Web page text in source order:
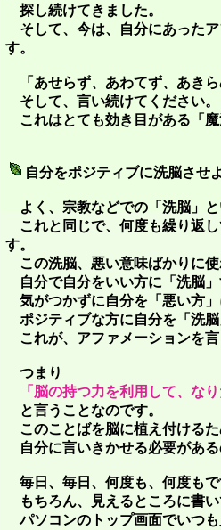
探し続けてきました。
そして、今は、自分にあった
す。
「あせらず、あわてず、あき
そして、言い続けてください。
これはとても効き目がある「
自分をポジティブに洗脳させ
よく、宗教などでの「洗脳」
これと同じで、何度も繰り返
す。
この洗脳、悪い意味ばかりに
自分で自分をいい方に「洗脳
気がつかずに自分を「悪い方
ポジティブな方に自分を「洗
これが、アファメーションを
つまり
「脳の持つ力を利用して、な
と言うことなのです。
このことばを脳に植え付ける
自分に言いきかせる必要があ
毎日、毎日、何度も、何度も
もちろん、見えるところに書
パソコンのトップ画面でいつ